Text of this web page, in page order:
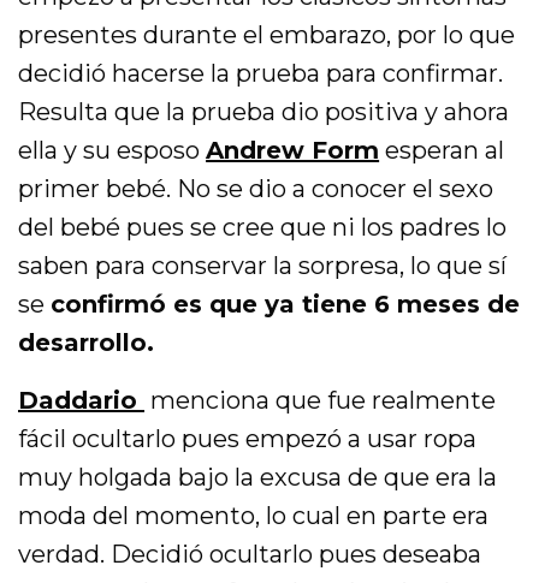
presentes durante el embarazo, por lo que
decidió hacerse la prueba para confirmar.
Resulta que la prueba dio positiva y ahora
ella y su esposoAndrew Form esperan al
primer bebé. No se dio a conocer el sexo
del bebé pues se cree que ni los padres lo
saben para conservar la sorpresa, lo que sí
se confirmó es que ya tiene 6 meses de
desarrollo.
Daddario menciona que fue realmente
fácil ocultarlo pues empezó a usar ropa
muy holgada bajo la excusa de que era la
moda del momento, lo cual en parte era
verdad. Decidió ocultarlo pues deseaba